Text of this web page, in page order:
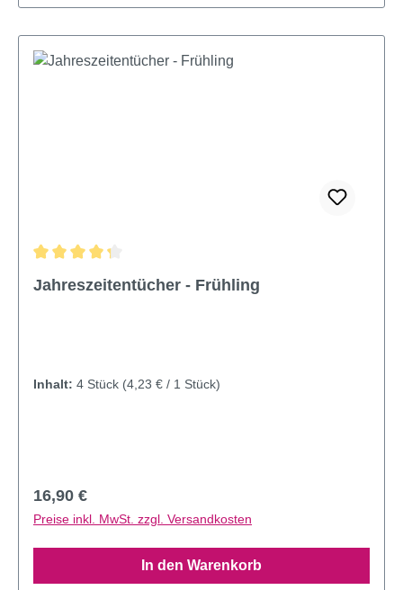
Jahreszeitentücher - Frühling
Inhalt: 4 Stück (4,23 € / 1 Stück)
Regulärer Preis:
16,90 €
Preise inkl. MwSt. zzgl. Versandkosten
In den Warenkorb